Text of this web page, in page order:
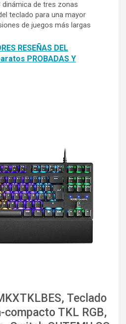
dinámica de tres zonas
teclado para una mayor
de juegos más largas
RESEÑAS DEL
PROBADAS Y
Teclado
compacto TKL RGB,